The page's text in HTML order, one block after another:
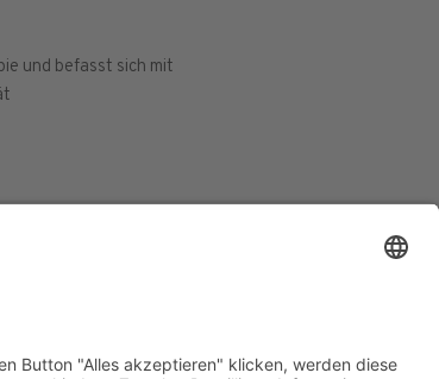
und befasst sich mit